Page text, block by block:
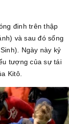
đinh trên thập
và sau đó sống
Ngày này kỷ
tượng của sự tái
Kitô.